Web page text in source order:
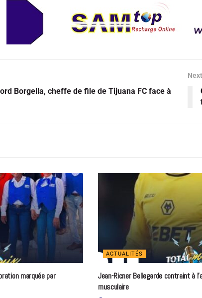
Borgella, cheffe de file de Tijuana FC face à
marquée par
ACTUALITÉS
Jean-Ricner Bellegarde contraint à
musculaire